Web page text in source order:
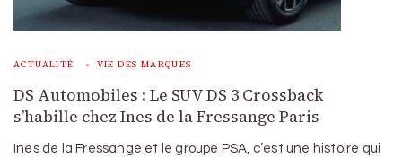
ACTUALITÉ VIE DES MARQUES
DS Automobiles : Le SUV DS 3 Crossback
s’habille chez Ines de la Fressange Paris
Ines de la Fressange et le groupe PSA, c’est une histoire qui